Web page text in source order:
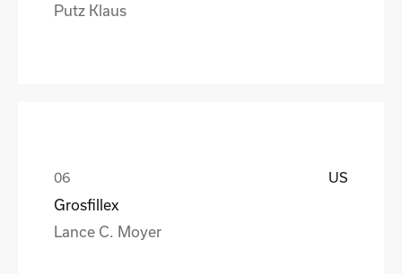
Putz Klaus
US
Grosfillex
Lance C. Moyer